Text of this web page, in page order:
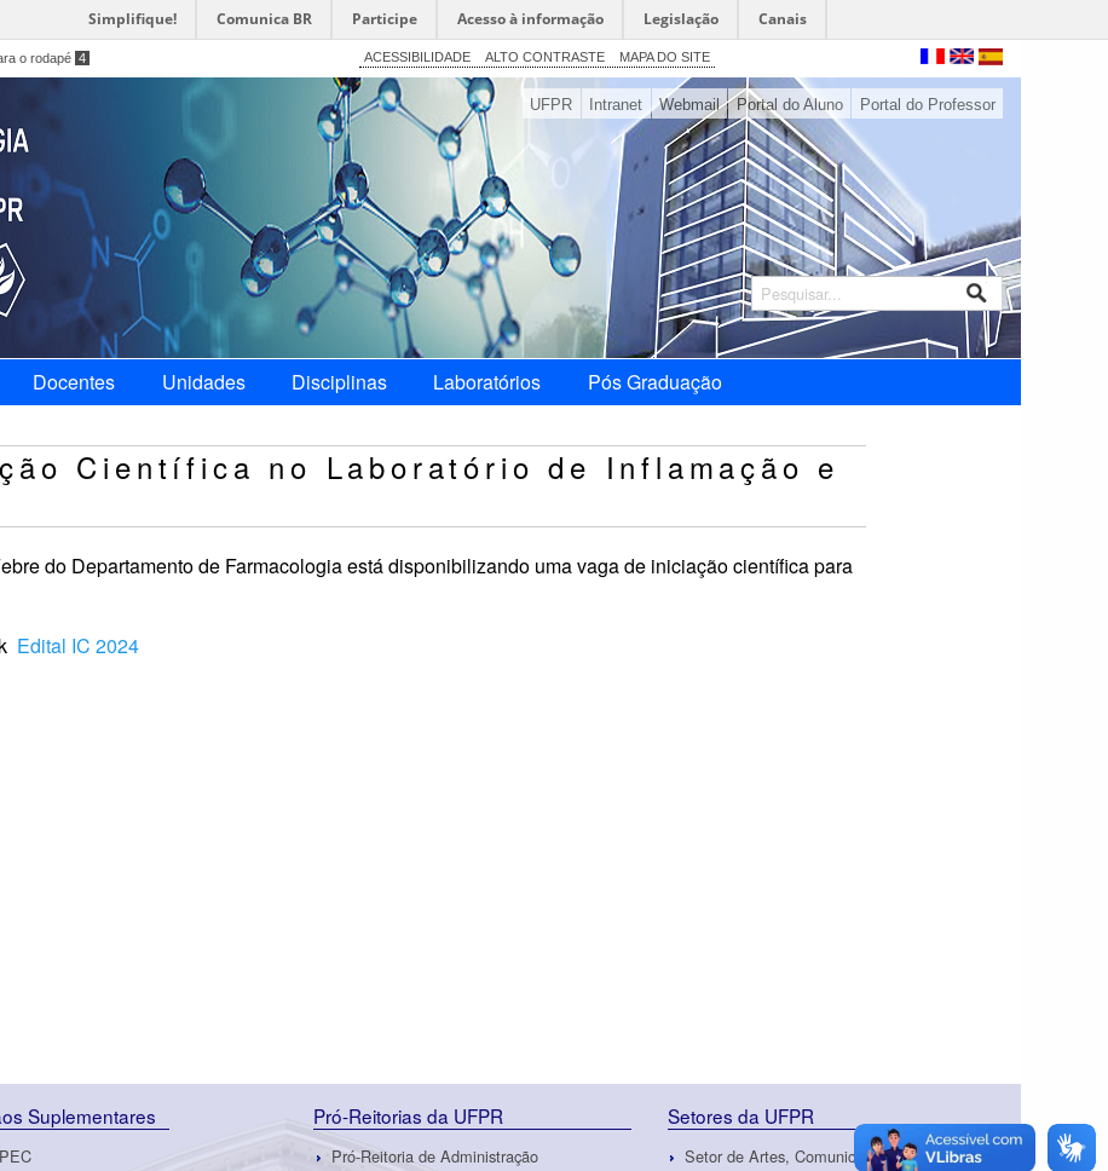
Simplifique! Comunica BR Participe Acesso à informação Legislação Canais
o rodapé 4 ACESSIBILIDADE ALTO CONTRASTE MAPA DO SITE
UFPR Intranet Webmail Portal do Aluno Portal do Professor
Docentes Unidades Disciplinas Laboratórios Pós Graduação
Científica no Laboratório de Inflamação e
do Departamento de Farmacologia está disponibilizando uma vaga de iniciação científica para
Edital IC 2024
Suplementares Pró-Reitorias da UFPR
Pró-Reitoria de Administração
Setores da UFPR
Setor de Artes, Comunicação e Design